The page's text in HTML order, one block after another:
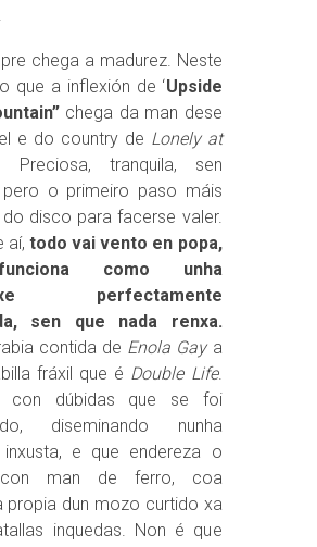
chega a madurez. Neste
que a inflexión de ‘Upside
chega da man dese
e do country de Lonely at
Preciosa, tranquila, sen
pero o primeiro paso máis
disco para facerse valer.
aí, todo vai vento en popa,
como unha
perfectamente
sen que nada renxa.
contida de Enola Gaya
fráxil que é Double Life.
con dúbidas que se foi
diseminando nunha
inxusta, e que endereza o
con man de ferro, coa
propia dun mozo curtido xa
inquedas. Non é que